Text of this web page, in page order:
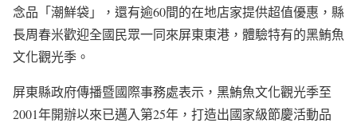
念品「潮鮮袋」，還有逾60間的在地店家提供超值優惠，縣
長周春米歡迎全國民眾一同來屏東東港，體驗特有的黑鮪魚
文化觀光季。
屏東縣政府傳播暨國際事務處表示，黑鮪魚文化觀光季至
2001年開辦以來已邁入第25年，打造出國家級節慶活動品